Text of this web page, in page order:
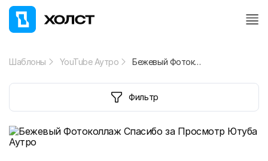
Шаблоны YouTube Аутро Бежевый Фотоколлаж Спасибо за Просмотр Ютуба Аутро
Фильтр